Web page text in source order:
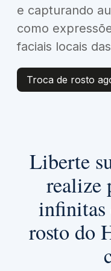
e capturando
como
faciais locais
Troca de rosto
Liberte
realize
infinitas
rosto do